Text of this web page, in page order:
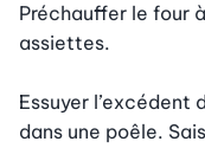
Préchauffer le four
assiettes.
Essuyer l’excédent
dans une poêle.